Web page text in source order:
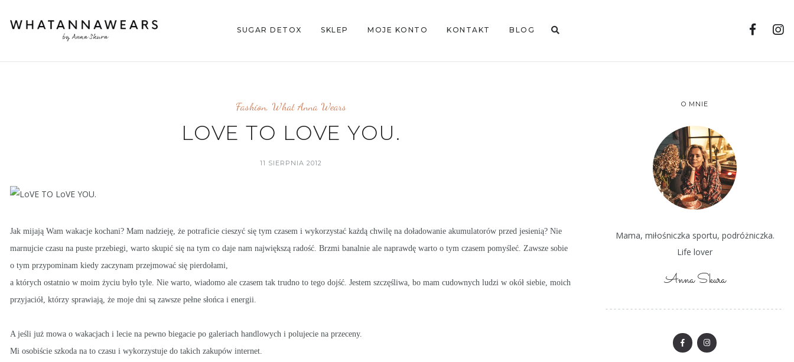
SUGAR DETOX SKLEP MOJE KONTO KONTAKT BLOG
Fashion, What Anna Wears
LOVE TO LOVE YOU.
11 SIERPNIA 2012
Jak mijają Wam wakacje kochani? Mam nadzieję, że potraficie cieszyć się tym czasem i wykorzystać każdą chwilę na doładowanie akumulatorów przed jesienią? Nie
marnujcie czasu na puste przebiegi, warto skupić się na tym co daje nam największą radość. Brzmi banalnie ale naprawdę warto o tym czasem pomyśleć. Zawsze sobie
o tym przypominam kiedy zaczynam przejmować się pierdołami,
a których ostatnio w moim życiu było tyle. Nie warto, wiadomo ale czasem tak trudno to tego dojść. Jestem szczęśliwa, bo mam cudownych ludzi w okół siebie, moich
przyjaciół, którzy sprawiają, że moje dni są zawsze pełne słońca i energii.
A jeśli już mowa o wakacjach i lecie na pewno biegacie po galeriach handlowych i polujecie na przeceny.
Mi osobiście szkoda na to czasu i wykorzystuje do takich zakupów internet.
O MNIE
Mama, miłośniczka sportu, podróżniczka.
Life lover
Anna Skura